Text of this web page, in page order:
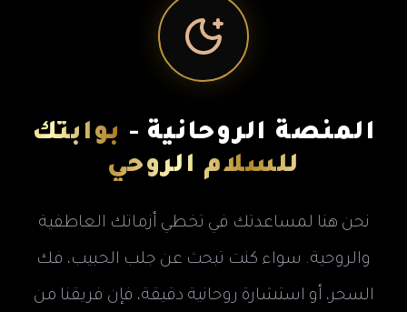
المنصة الروحانية - بوابتك
للسلام الروحي
نحن هنا لمساعدتك في تخطي أزماتك العاطفية
والروحية. سواء كنت تبحث عن جلب الحبيب، فك
السحر، أو استشارة روحانية دقيقة، فإن فريقنا من